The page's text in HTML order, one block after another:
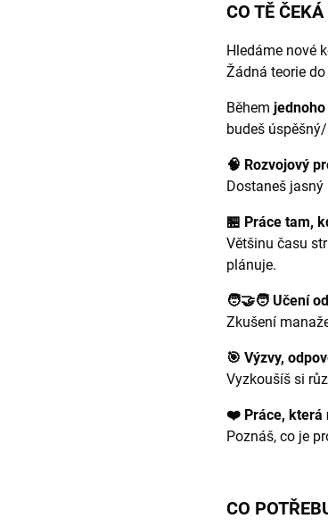
CO TĚ
Hledáme nové
Žádná teorie
Během
budeš
🧠 Rozvojový
Dostaneš
🏪 Práce tam,
Většinu času
plánuje.
🧑🤝🧑 Učení
Zkušení
🎯 Výzvy,
Vyzkoušíš si
❤️ Práce, která
Poznáš, co je
CO